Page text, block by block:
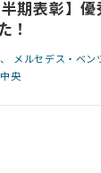
期表彰】
！
メルセデス・ベン
央